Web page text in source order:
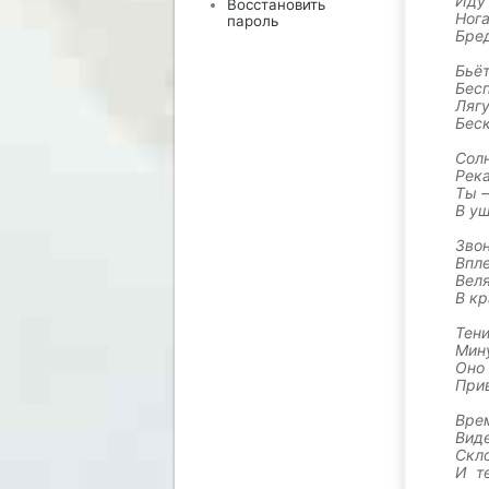
Восстановить
пароль
Ты
В
В
Оно
И